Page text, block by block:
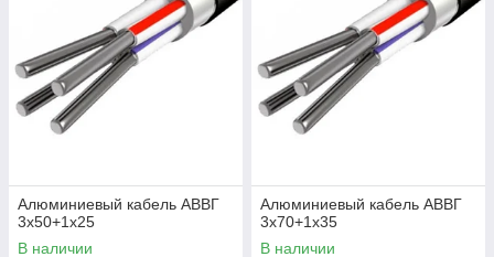
Алюминиевый кабель АВВГ
3х50+1х25
В наличии
Алюминиевый кабель АВВГ
3х70+1х35
В наличии